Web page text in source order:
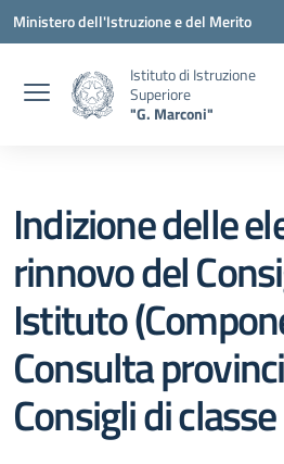
Vai ai contenuti
Vai al menu di navigazione
Vai al footer
Ministero dell'Istruzione e del Merito
Istituto di Istruzione
Superiore
"G. Marconi"
Indizione delle
rinnovo del
Istituto
Consulta
Consigli di classe